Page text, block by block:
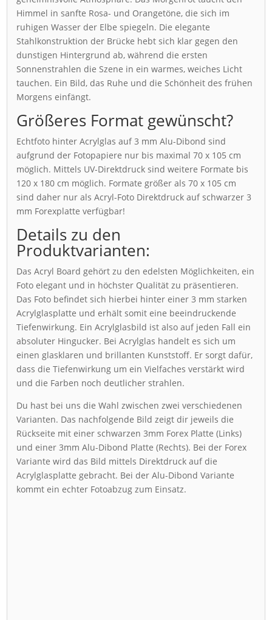
Himmel in sanfte Rosa- und Orangetöne, die sich im
ruhigen Wasser der Elbe spiegeln. Die elegante
Stahlkonstruktion der Brücke hebt sich klar gegen den
dunstigen Hintergrund ab, während die ersten
Sonnenstrahlen die Szene in ein warmes, weiches Licht
tauchen. Ein Bild, das Ruhe und die Schönheit des frühen
Morgens einfängt.
Größeres Format gewünscht?
Echtfoto hinter Acrylglas auf 3 mm Alu-Dibond sind
aufgrund der Fotopapiere nur bis maximal 70 x 105 cm
möglich. Mittels UV-Direktdruck sind weitere Formate bis
120 x 180 cm möglich. Formate größer als 70 x 105 cm
sind daher nur als Acryl-Foto Direktdruck auf schwarzer 3
mm Forexplatte verfügbar!
Details zu den
Produktvarianten:
Das Acryl Board gehört zu den edelsten Möglichkeiten, ein
Foto elegant und in höchster Qualität zu präsentieren.
Das Foto befindet sich hierbei hinter einer 3 mm starken
Acrylglasplatte und erhält somit eine beeindruckende
Tiefenwirkung. Ein Acrylglasbild ist also auf jeden Fall ein
absoluter Hingucker. Bei Acrylglas handelt es sich um
einen glasklaren und brillanten Kunststoff. Er sorgt dafür,
dass die Tiefenwirkung um ein Vielfaches verstärkt wird
und die Farben noch deutlicher strahlen.
Du hast bei uns die Wahl zwischen zwei verschiedenen
Varianten. Das nachfolgende Bild zeigt dir jeweils die
Rückseite mit einer schwarzen 3mm Forex Platte (Links)
und einer 3mm Alu-Dibond Platte (Rechts). Bei der Forex
Variante wird das Bild mittels Direktdruck auf die
Acrylglasplatte gebracht. Bei der Alu-Dibond Variante
kommt ein echter Fotoabzug zum Einsatz.